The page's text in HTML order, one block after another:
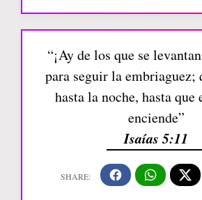
“¡Ay de los que se
para seguir la embriaguez;
hasta la noche, hasta
enciende”
Isaías 5:11